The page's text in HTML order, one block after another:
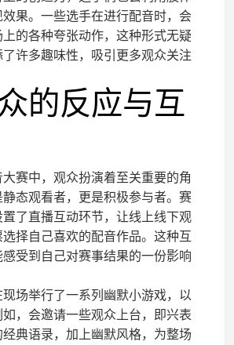
果。一些选手在进行配音时，会
的各种夸张动作，这种形式无疑
许多趣味性，吸引更多观众关注
的反应与互
赛中，观众扮演着至关重要的角
态观看者，更是积极参与者。赛
了直播互动环节，让线上线下观
择自己喜欢的配音作品。这种互
受到自己对赛事结果的一份影响
场举行了一系列幽默小游戏，以
，会邀请一些观众上台，即兴表
典语录，加上幽默风格，为整场